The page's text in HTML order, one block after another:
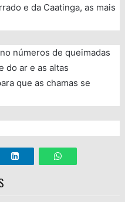
e da Caatinga, as mais
números de queimadas
do ar e as altas
que as chamas se